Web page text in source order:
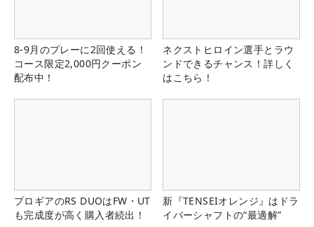
8-9月のプレーに2回使える！
コース限定2,000円クーポン
配布中！
ネクストヒロイン選手とラウ
ンドできるチャンス！詳しく
はこちら！
プロギアのRS DUOはFW・UT
も完成度が高く購入者続出！
新『TENSEIオレンジ』はドラ
イバーシャフトの“最適解”